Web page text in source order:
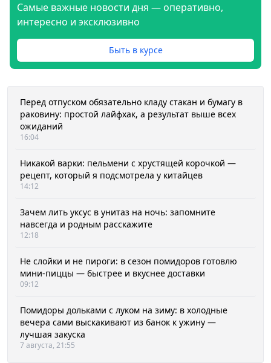
Самые важные новости дня — оперативно,
интересно и эксклюзивно
Быть в курсе
Перед отпуском обязательно кладу стакан и бумагу в
раковину: простой лайфхак, а результат выше всех
ожиданий
16:04
Никакой варки: пельмени с хрустящей корочкой —
рецепт, который я подсмотрела у китайцев
14:12
Зачем лить уксус в унитаз на ночь: запомните
навсегда и родным расскажите
12:18
Не слойки и не пироги: в сезон помидоров готовлю
мини-пиццы — быстрее и вкуснее доставки
09:12
Помидоры дольками с луком на зиму: в холодные
вечера сами выскакивают из банок к ужину —
лучшая закуска
7 августа, 21:55